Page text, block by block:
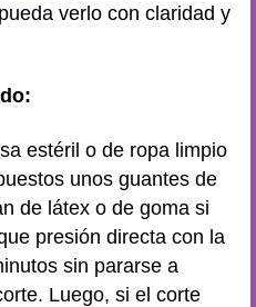
verlo con claridad y
estéril o de ropa limpio
unos guantes de
de látex o de goma si
presión directa con la
sin pararse a
Luego, si el corte